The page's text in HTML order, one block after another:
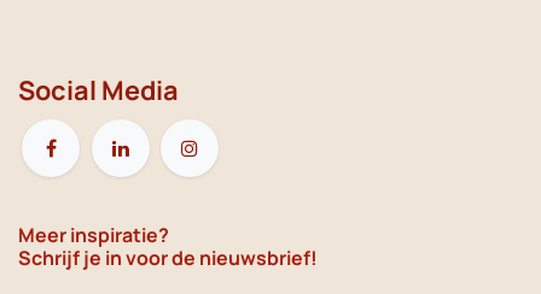
Social Media
Meer inspiratie?
Schrijf je in voor de nieuwsbrief!